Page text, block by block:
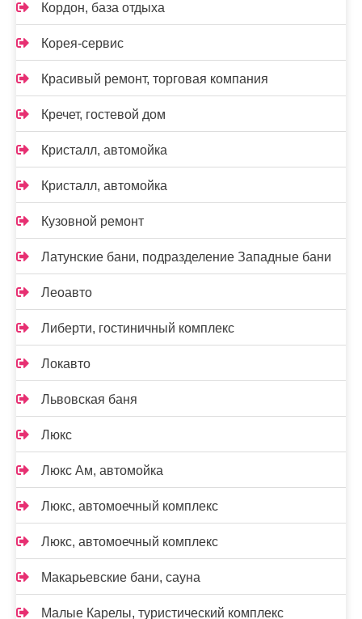
Кордон, база отдыха
Корея-сервис
Красивый ремонт, торговая компания
Кречет, гостевой дом
Кристалл, автомойка
Кристалл, автомойка
Кузовной ремонт
Латунские бани, подразделение Западные бани
Леоавто
Либерти, гостиничный комплекс
Локавто
Львовская баня
Люкс
Люкс Ам, автомойка
Люкс, автомоечный комплекс
Люкс, автомоечный комплекс
Макарьевские бани, сауна
Малые Карелы, туристический комплекс